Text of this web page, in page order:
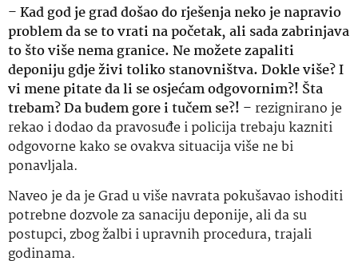
–Kad god je grad došao do rješenja neko je napravio
problem da se to vrati na početak, ali sada zabrinjava
to što više nema granice. Ne možete zapaliti
deponiju gdje živi toliko stanovništva. Dokle više? I
vi mene pitate da li se osjećam odgovornim?! Šta
trebam? Da budem gore i tučem se?! – rezignirano je
rekao i dodao da pravosuđe i policija trebaju kazniti
odgovorne kako se ovakva situacija više ne bi
ponavljala.
Naveo je da je Grad u više navrata pokušavao ishoditi
potrebne dozvole za sanaciju deponije, ali da su
postupci, zbog žalbi i upravnih procedura, trajali
godinama.